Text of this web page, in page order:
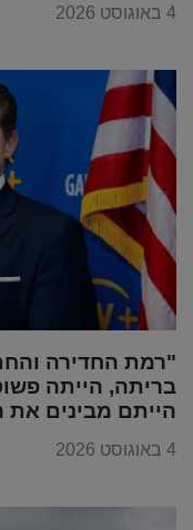
4 באוגוסט 2026
"רמת החדירה
בריתה, הייתה
הייתם מבינים את
4 באוגוסט 2026